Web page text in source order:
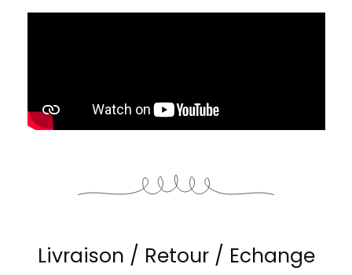
Livraison / Retour / Echange